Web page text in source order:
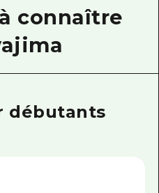
connaître
débutants